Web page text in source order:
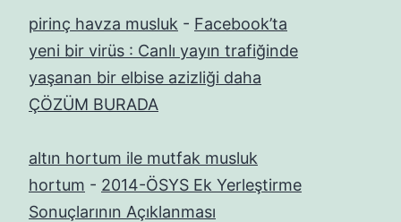
pirinç havza musluk - Facebook’ta
yeni bir virüs : Canlı yayın trafiğinde
yaşanan bir elbise azizliği daha
ÇÖZÜM BURADA
altın hortum ile mutfak musluk
hortum - 2014-ÖSYS Ek Yerleştirme
Sonuçlarının Açıklanması